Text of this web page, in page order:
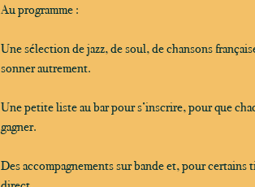
Au programme :
Une sélection de jazz, de soul, de chansons
sonner autrement.
Une petite liste au bar pour s’inscrire, pour que
gagner.
Des accompagnements sur bande et, pour